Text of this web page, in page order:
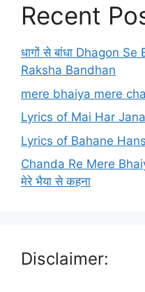
Recent
धागों से बांधा Dhagon
Raksha Bandhan
mere bhaiya mere
Lyrics of Mai Har
Lyrics of Bahane
Chanda Re Mere
मेरे भैया से कहना
Disclaimer: